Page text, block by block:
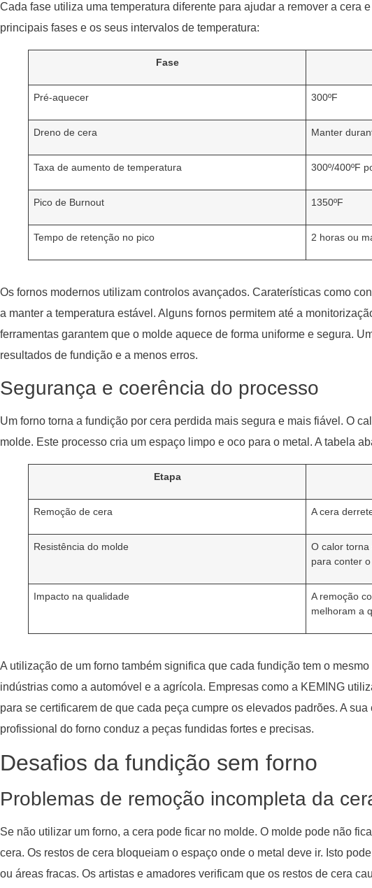
Cada fase utiliza uma temperatura diferente para ajudar a remover a cera
principais fases e os seus intervalos de temperatura:
Fase
Pré-aquecer 300ºF
Dreno de cera Manter
Taxa de aumento de temperatura 300º/400ºF
Pico de Burnout 1350ºF
Tempo de retenção no pico 2 horas ou
Os fornos modernos utilizam controlos avançados. Caraterísticas como
a manter a temperatura estável. Alguns fornos permitem até a
ferramentas garantem que o molde aquece de forma uniforme e segura.
resultados de fundição e a menos erros.
Segurança e coerência do processo
Um forno torna a fundição por cera perdida mais segura e mais fiável. O
molde. Este processo cria um espaço limpo e oco para o metal. A tabela
Etapa
Remoção de cera A cera
Resistência do molde
O calor
para conter
Impacto na qualidade
A remoção
melhoram a
A utilização de um forno também significa que cada fundição tem o
indústrias como a automóvel e a agrícola. Empresas como a KEMING
para se certificarem de que cada peça cumpre os elevados padrões. A
profissional do forno conduz a peças fundidas fortes e precisas.
Desafios da fundição sem forno
Problemas de remoção incompleta da
Se não utilizar um forno, a cera pode ficar no molde. O molde pode não
cera. Os restos de cera bloqueiam o espaço onde o metal deve ir. Isto
ou áreas fracas. Os artistas e amadores verificam que os restos de cera